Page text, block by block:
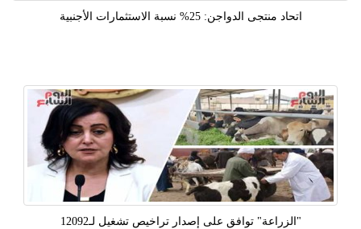
اتحاد منتجى الدواجن: 25% نسبة الاستثمارات الأجنبية
"الزراعة" توافق على إصدار تراخيص تشغيل لـ12092